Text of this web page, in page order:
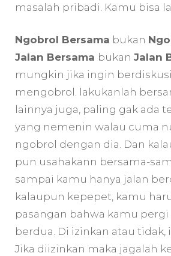
masalah pribadi. Kamu bisa
Ngobrol Bersama bukan
Jalan Bersama bukan Jalan
mungkin jika ingin
mengobrol. lakukanlah
lainnya juga, paling gak ada
yang nemenin walau cuma
ngobrol dengan dia. Dan
pun usahakann bersama-
sampai kamu hanya jalan
kalaupun kepepet, kamu
pasangan bahwa kamu pergi
berdua. Di izinkan atau tidak,
Jika diizinkan maka jagalah